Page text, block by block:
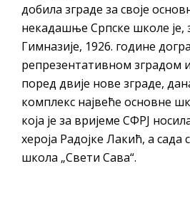
добила зграде за своје
некадашње Српске школе је,
Гимназије, 1926. године
репрезентативном зградом
поред двије нове зграде,
комплекс највеће основне
која је за вријеме СФРЈ
хероја Радојке Лакић, а сада
школа „Свети Сава“.